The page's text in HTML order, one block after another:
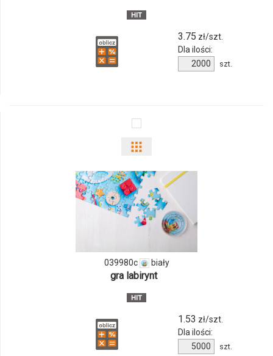
3.75 zł/szt.
Dla ilości:
Ilość
produktu
szt.
odmiany
i
ilości
039980c
039980c biały
gra labirynt
1.53 zł/szt.
Dla ilości:
Ilość
szt.